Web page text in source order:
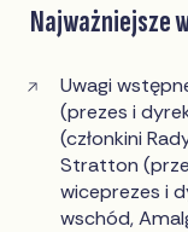
Najważniejsze
Uwagi
(prezes i
(członkini
Stratton
wiceprezes i
wschód,